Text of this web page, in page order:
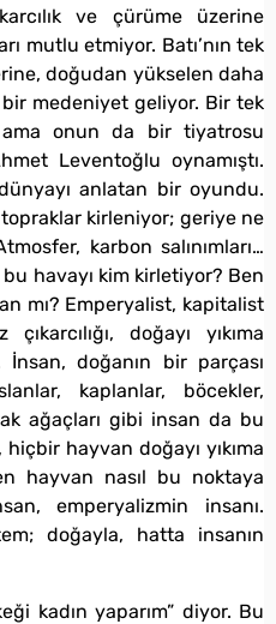
ve çürüme üzerine
mutlu etmiyor. Batı’nın tek
doğudan yükselen daha
medeniyet geliyor. Bir tek
ama onun da bir tiyatrosu
Leventoğlu oynamıştı.
dünyayı anlatan bir oyundu.
kirleniyor; geriye ne
karbon salınımları…
havayı kim kirletiyor? Ben
mı? Emperyalist, kapitalist
doğayı yıkıma
doğanın bir parçası
kaplanlar, böcekler,
ağaçları gibi insan da bu
hiçbir hayvan doğayı yıkıma
hayvan nasıl bu noktaya
emperyalizmin insanı.
doğayla, hatta insanın
kadın yaparım” diyor. Bu